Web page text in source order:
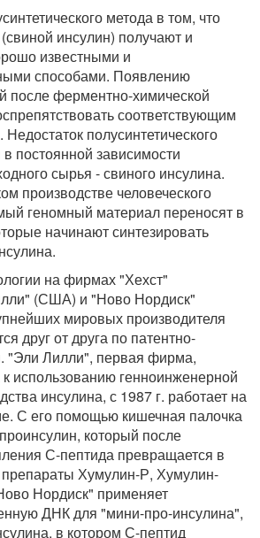
метода в том, что
инсулин) получают и
известными и
способами. Появлению
после ферментно-химической
соответствующим
полусинтетического
постоянной зависимости
сырья - свиного инсулина.
производстве человеческого
геномный материал переносят в
начинают синтезировать
на фирмах "Хехст"
(США) и "Ново Нордиск"
мировых производителя
друг от друга по патентно-
"Эли Лилли", первая фирма,
к использованию генноинженерной
инсулина, с 1987 г. работает на
С его помощью кишечная палочка
который после
С-пептида превращается в
Хумулин-Р, Хумулин-
Нордиск" применяет
ДНК для "мини-про-инсулина",
в котором С-пептид